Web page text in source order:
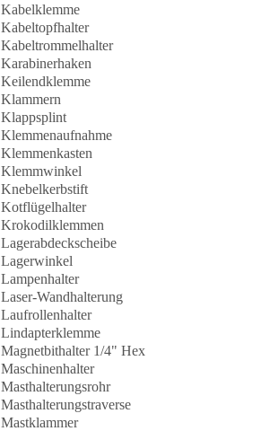
Kabelklemme
Kabeltopfhalter
Kabeltrommelhalter
Karabinerhaken
Keilendklemme
Klammern
Klappsplint
Klemmenaufnahme
Klemmenkasten
Klemmwinkel
Knebelkerbstift
Kotflügelhalter
Krokodilklemmen
Lagerabdeckscheibe
Lagerwinkel
Lampenhalter
Laser-Wandhalterung
Laufrollenhalter
Lindapterklemme
Magnetbithalter 1/4" Hex
Maschinenhalter
Masthalterungsrohr
Masthalterungstraverse
Mastklammer